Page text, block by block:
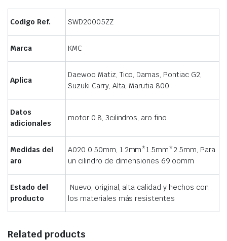
Codigo Ref. SWD20005ZZ
Marca KMC
Aplica
Daewoo Matiz, Tico, Damas, Pontiac G2,
Suzuki Carry, Alta, Marutia 800
Datos
adicionales
motor 0.8, 3cilindros, aro fino
Medidas del
aro
A020 0.50mm, 1.2mm*1.5mm*2.5mm, Para
un cilindro de dimensiones 69.oomm
Estado del
producto
Nuevo, original, alta calidad y hechos con
los materiales más resistentes
Related products